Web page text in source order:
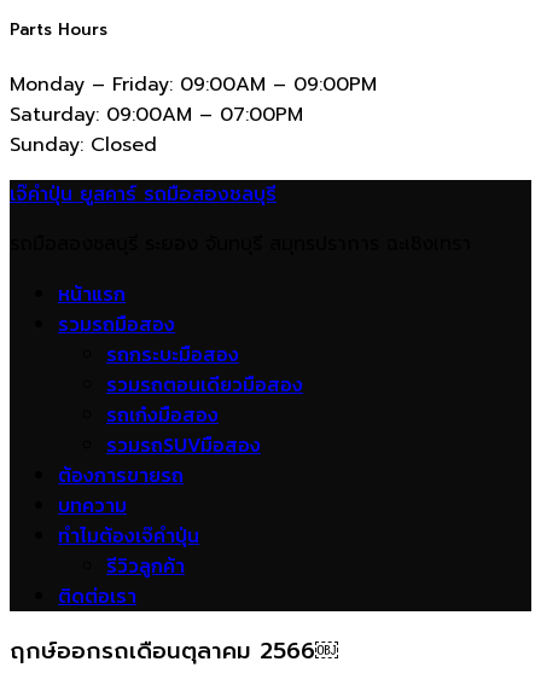
Parts Hours
Monday – Friday: 09:00AM – 09:00PM
Saturday: 09:00AM – 07:00PM
Sunday: Closed
เจ๊คำปุ่น ยูสคาร์ รถมือสองชลบุรี
หน้าแรก
รวมรถมือสอง
รถกระบะมือสอง
รวมรถตอนเดียวมือสอง
รถเก๋งมือสอง
รวมรถSUVมือสอง
ต้องการขายรถ
บทความ
ทำไมต้องเจ๊คำปุ่น
รีวิวลูกค้า
ติดต่อเรา
ฤกษ์ออกรถเดือนตุลาคม 2566￼